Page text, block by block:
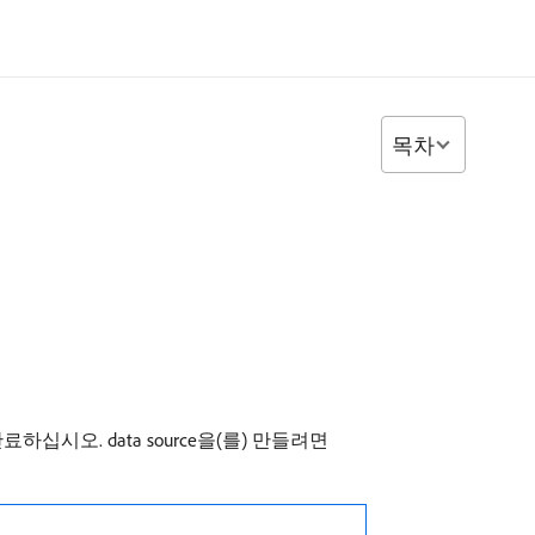
하십시오. data source을(를) 만들려면
목차